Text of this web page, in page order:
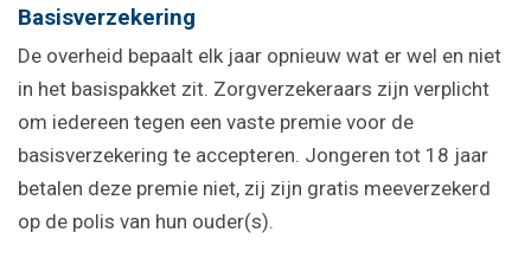
Basisverzekering
De overheid bepaalt elk jaar opnieuw wat er wel en niet
in het basispakket zit. Zorgverzekeraars zijn verplicht
om iedereen tegen een vaste premie voor de
basisverzekering te accepteren. Jongeren tot 18 jaar
betalen deze premie niet, zij zijn gratis meeverzekerd
op de polis van hun ouder(s).